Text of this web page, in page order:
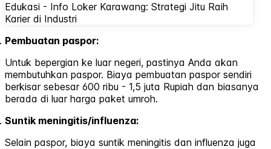
Edukasi - Info Loker Karawang: Strategi Jitu Raih
Karier di Industri
Pembuatan paspor:
Untuk bepergian ke luar negeri, pastinya Anda akan
membutuhkan paspor. Biaya pembuatan paspor sendiri
berkisar sebesar 600 ribu - 1,5 juta Rupiah dan biasanya
berada di luar harga paket umroh.
Suntik meningitis/influenza:
Selain paspor, biaya suntik meningitis dan influenza juga